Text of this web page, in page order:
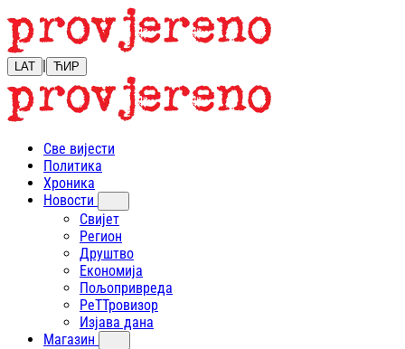
LAT | ЋИР
Све вијести
Политика
Хроника
Новости
Свијет
Регион
Друштво
Економија
Пољопривреда
РеТТровизор
Изјава дана
Магазин